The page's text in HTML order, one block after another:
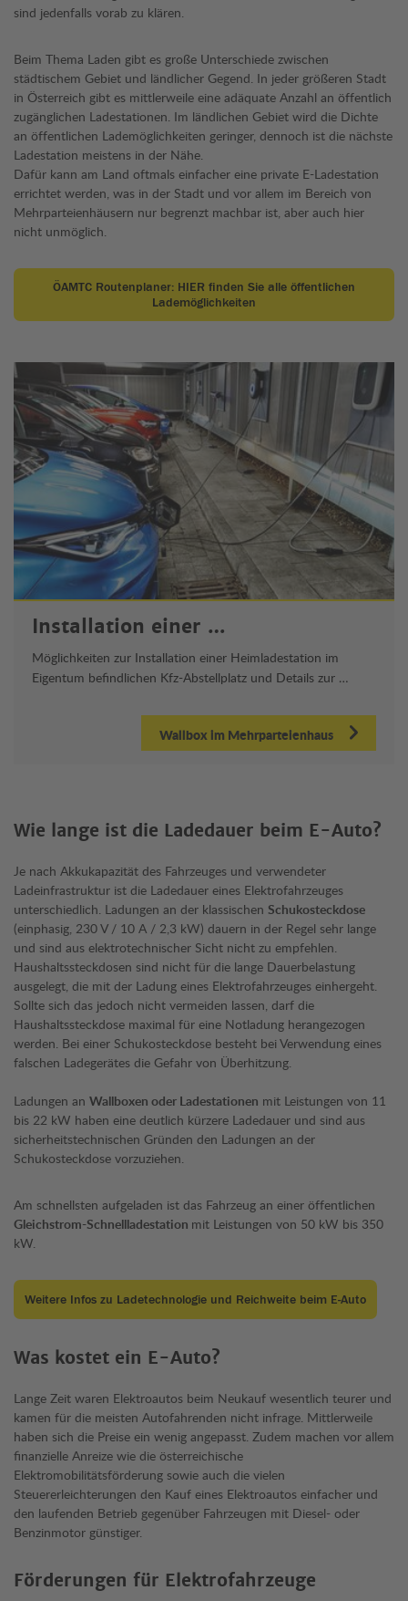
sind jedenfalls vorab zu klären.
Beim Thema Laden gibt es große Unterschiede zwischen
städtischem Gebiet und ländlicher Gegend. In jeder größeren Stadt
in Österreich gibt es mittlerweile eine adäquate Anzahl an öffentlich
zugänglichen Ladestationen. Im ländlichen Gebiet wird die Dichte
an öffentlichen Lademöglichkeiten geringer, dennoch ist die nächste
Ladestation meistens in der Nähe.
Dafür kann am Land oftmals einfacher eine private E-Ladestation
errichtet werden, was in der Stadt und vor allem im Bereich von
Mehrparteienhäusern nur begrenzt machbar ist, aber auch hier
nicht unmöglich.
ÖAMTC Routenplaner: HIER finden Sie alle öffentlichen
Lademöglichkeiten
Installation einer …
Möglichkeiten zur Installation einer Heimladestation im
Eigentum befindlichen Kfz-Abstellplatz und Details zur …
Wallbox im Mehrparteienhaus
Wie lange ist die Ladedauer beim E-Auto?
Je nach Akkukapazität des Fahrzeuges und verwendeter
Ladeinfrastruktur ist die Ladedauer eines Elektrofahrzeuges
unterschiedlich. Ladungen an der klassischen Schukosteckdose
(einphasig, 230 V / 10 A / 2,3 kW) dauern in der Regel sehr lange
und sind aus elektrotechnischer Sicht nicht zu empfehlen.
Haushaltssteckdosen sind nicht für die lange Dauerbelastung
ausgelegt, die mit der Ladung eines Elektrofahrzeuges einhergeht.
Sollte sich das jedoch nicht vermeiden lassen, darf die
Haushaltssteckdose maximal für eine Notladung herangezogen
werden. Bei einer Schukosteckdose besteht bei Verwendung eines
falschen Ladegerätes die Gefahr von Überhitzung.
Ladungen an Wallboxen oder Ladestationen mit Leistungen von 11
bis 22 kW haben eine deutlich kürzere Ladedauer und sind aus
sicherheitstechnischen Gründen den Ladungen an der
Schukosteckdose vorzuziehen.
Am schnellsten aufgeladen ist das Fahrzeug an einer öffentlichen
Gleichstrom-Schnellladestation mit Leistungen von 50 kW bis 350
kW.
Weitere Infos zu Ladetechnologie und Reichweite beim E-Auto
Was kostet ein E-Auto?
Lange Zeit waren Elektroautos beim Neukauf wesentlich teurer und
kamen für die meisten Autofahrenden nicht infrage. Mittlerweile
haben sich die Preise ein wenig angepasst. Zudem machen vor allem
finanzielle Anreize wie die österreichische
Elektromobilitätsförderung sowie auch die vielen
Steuererleichterungen den Kauf eines Elektroautos einfacher und
den laufenden Betrieb gegenüber Fahrzeugen mit Diesel- oder
Benzinmotor günstiger.
Förderungen für Elektrofahrzeuge